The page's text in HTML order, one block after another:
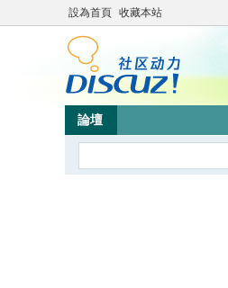
設為首頁 收藏本站
論壇